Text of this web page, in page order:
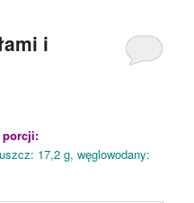
i
porcji:
17,2 g, węglowodany: